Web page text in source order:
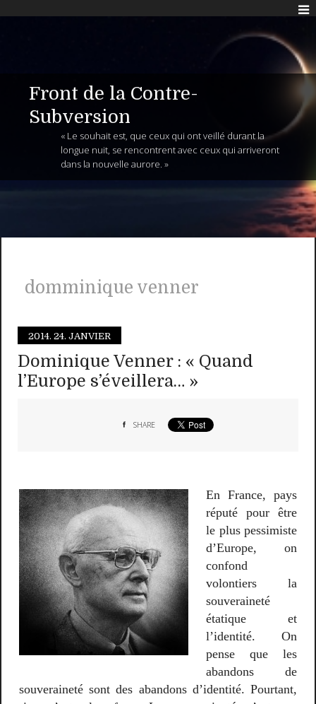
Front de la Contre-
Subversion
« Le souhait est, que ceux qui ont veillé durant la
longue nuit, se rencontrent avec ceux qui arriveront
dans la nouvelle aurore. »
domminique venner
2014. 24. JANVIER
Dominique Venner : « Quand
l’Europe s’éveillera… »
SHARE
En France, pays
réputé pour être
le plus pessimiste
d’Europe, on
confond
volontiers la
souveraineté
étatique et
l’identité. On
pense que les
abandons de
souveraineté sont des abandons d’identité. Pourtant,